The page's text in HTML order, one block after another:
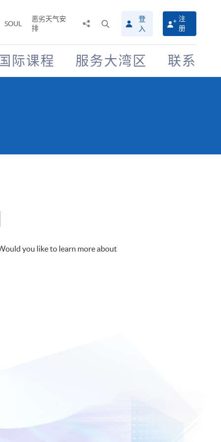
SOUL
恶劣天气安
排
搜
寻
介
面
登
入
注
册
际课程 服务大湾区 联系
you like to learn more about